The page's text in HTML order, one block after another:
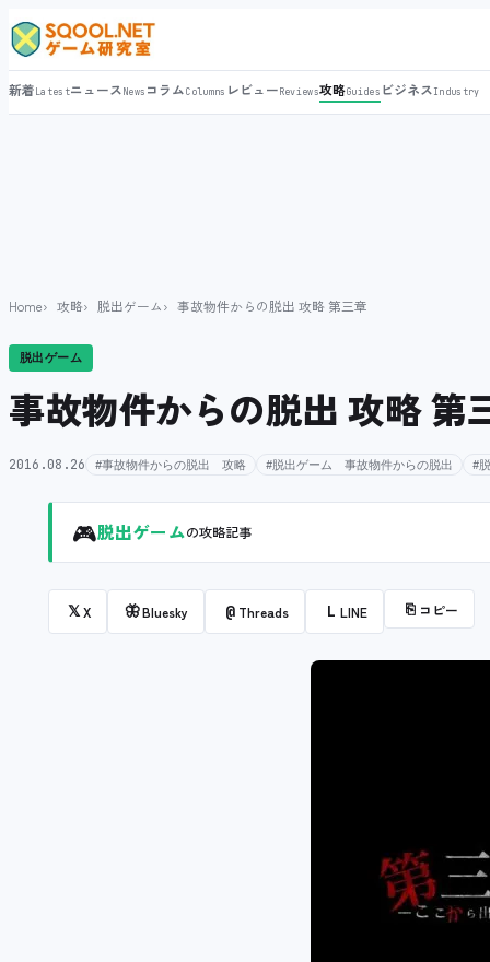
新着LatestニュースNews コラムColumns レビューReviews攻略Guides ビジネスIndustry
Home 攻略 脱出ゲーム 事故物件からの脱出 攻略 第三章
脱出ゲーム
事故物件からの脱出 攻略 第
2016.08.26 #事故物件からの脱出 攻略 #脱出ゲーム 事故物件からの脱出 #
🎮脱出ゲームの攻略記事
𝕏X 🦋Bluesky @ Threads L LINE ⎘ コピー